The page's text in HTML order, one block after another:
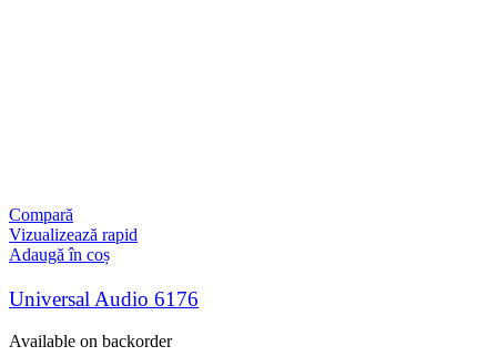
Compară
Vizualizează rapid
Adaugă în coș
Universal Audio 6176
Available on backorder